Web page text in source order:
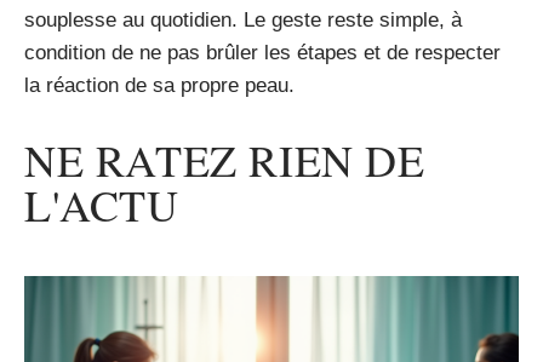
souplesse au quotidien. Le geste reste simple, à
condition de ne pas brûler les étapes et de respecter
la réaction de sa propre peau.
NE RATEZ RIEN DE
L'ACTU